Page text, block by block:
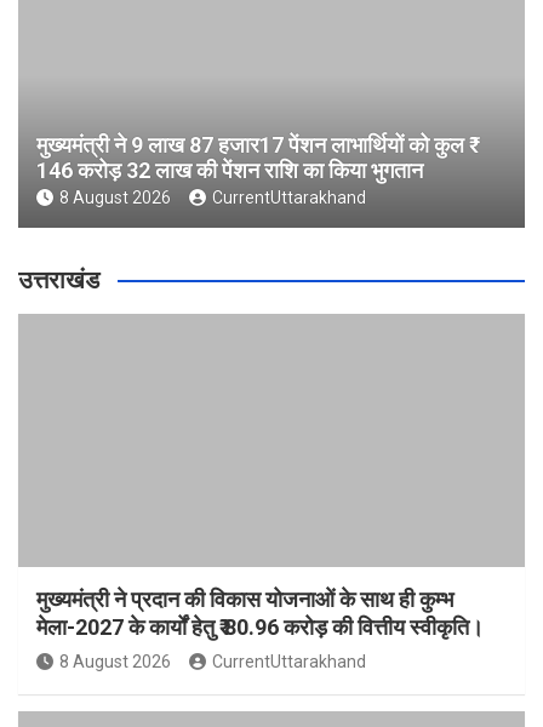
मुख्यमंत्री ने 9 लाख 87 हजार17 पेंशन लाभार्थियों को कुल ₹
146 करोड़ 32 लाख की पेंशन राशि का किया भुगतान
8 August 2026 CurrentUttarakhand
उत्तराखंड
मुख्यमंत्री ने प्रदान की विकास योजनाओं के साथ ही कुम्भ
मेला-2027 के कार्यों हेतु ₹ 80.96 करोड़ की वित्तीय स्वीकृति।
8 August 2026 CurrentUttarakhand